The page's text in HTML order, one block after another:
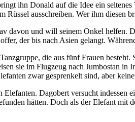
ihn Donald auf die Idee ein
ausschreiben. Wer ihm diesen
davon und will seinem Onkel
der bis nach Asien gelangt.
die aus fünf Frauen
sie im Flugzeug nach Jumbostan
zwar gesprenkelt sind, aber
Dagobert versucht
hätten. Doch als der Elefant